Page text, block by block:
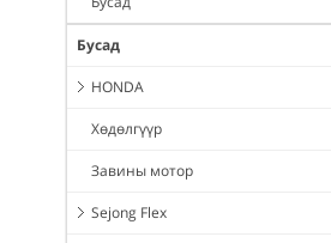
Бусад
HONDA
Хөдөлгүүр
Завины мотор
Sejong Flex